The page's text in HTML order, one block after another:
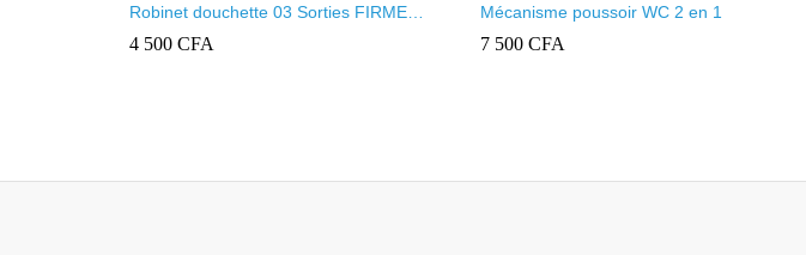
Robinet douchette 03 Sorties FIRMER
YLN 8815
4 500 CFA
Mécanisme poussoir WC 2 en 1
7 500 CFA